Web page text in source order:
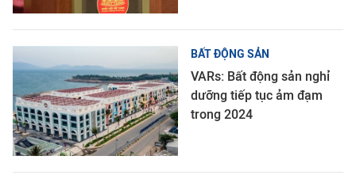
BẤT ĐỘNG SẢN
VARs: Bất động sản nghỉ
dưỡng tiếp tục ảm đạm
trong 2024